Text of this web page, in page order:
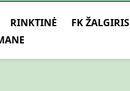
RINKTINĖ FK ŽALGIRIS